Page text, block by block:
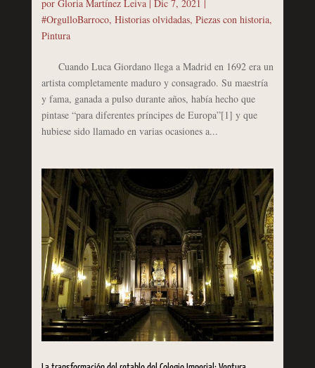
por Gloria Martínez Leiva| Dic 7, 2021 |
#OrgulloBarroco, Historias olvidadas, Piezas con historia,
Pintura
Cuando Luca Giordano llega a Madrid en 1692 era un
artista completamente maduro y consagrado. Su maestría
y fama, ganada a pulso durante años, había hecho que
pintase “para diferentes príncipes de Europa”[1] y que
hubiese sido llamado en varias ocasiones a...